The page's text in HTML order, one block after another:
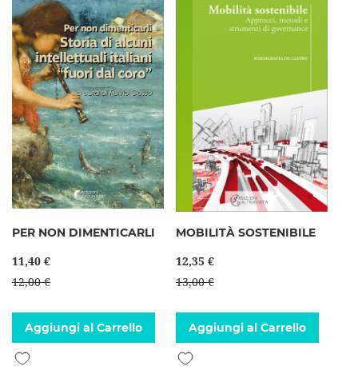
PER NON DIMENTICARLI
11,40 €
12,00 €
Aggiungi al Carrello
Aggiungi alla lista desideri
MOBILITÀ SOSTENIBILE
12,35 €
13,00 €
Aggiungi al Carrello
Aggiungi alla lista desideri